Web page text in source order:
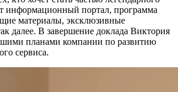
информационный портал, программа
материалы, эксклюзивные
далее. В завершение доклада Виктория
планами компании по развитию
сервиса.